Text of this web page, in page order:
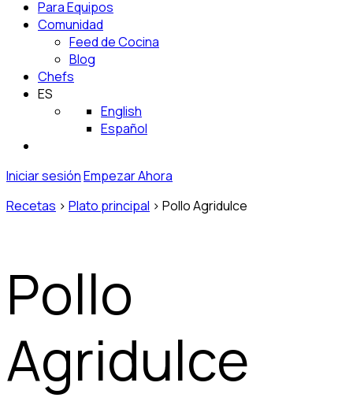
Para Equipos
Comunidad
Feed de Cocina
Blog
Chefs
ES
English
Español
Iniciar sesiónEmpezar Ahora
Recetas > Plato principal > Pollo Agridulce
Pollo
Agridulce